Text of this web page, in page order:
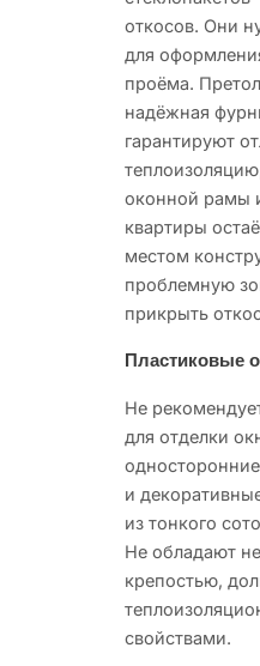
откосов. Они
для
проёма.
надёжная
гарантируют
оконной рамы
квартиры
местом
проблемную
прикрыть
Пластиковые
Не
для отделки
и
из тонкого
Не обладают
крепостью,
свойствами.